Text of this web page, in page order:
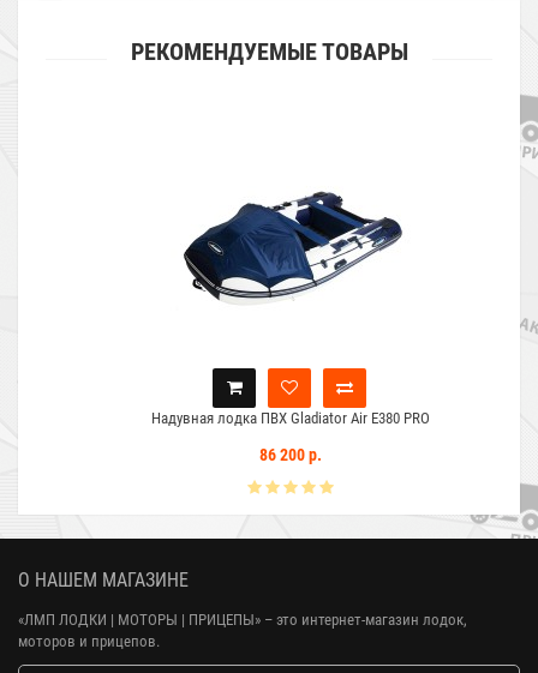
РЕКОМЕНДУЕМЫЕ ТОВАРЫ
Надувная лодка ПВХ Gladiator Air E380 PRO
86 200 р.
О НАШЕМ МАГАЗИНЕ
«ЛМП ЛОДКИ | МОТОРЫ | ПРИЦЕПЫ» – это интернет-магазин лодок,
моторов и прицепов.